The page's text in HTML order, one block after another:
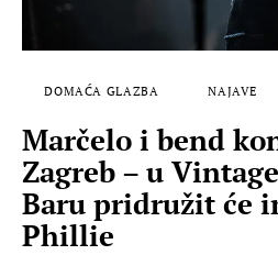
DOMAĆA GLAZBA NAJAVE
Marčelo i bend
Zagreb – u
Baru pridružit će
Phillie